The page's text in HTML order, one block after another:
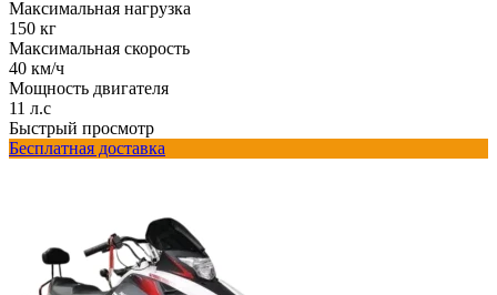
Максимальная нагрузка
150 кг
Максимальная скорость
40 км/ч
Мощность двигателя
11 л.с
Быстрый просмотр
Бесплатная доставка